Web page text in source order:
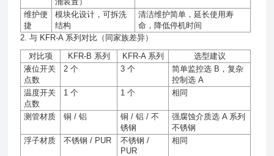
维护便
捷
模块化设计，可拆洗
结构
清洁维护简单，延长使用寿
命，降低停机时间
2. 与 KFR-A 系列对比（同家族差异）
对比项
KFR-B 系列 KFR-A 系列
选型建议
液位开关
点数
2个 3个 简单监控选 B ，复杂
控制选 A
温度开关
点数
1个 1个 相同
测管材质 铜 /铝 铜 /铝 /不
锈钢
强腐蚀介质选 A 系列
不锈钢
浮子材质
不锈钢 / PUR 不锈钢 /
PUR
相同